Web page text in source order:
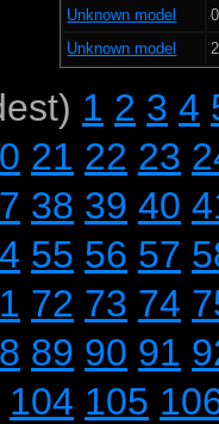
Unknown model
Unknown model
1 2 3 4
21 22 23
38 39 40
55 56 57
72 73 74
89 90 91
104 105